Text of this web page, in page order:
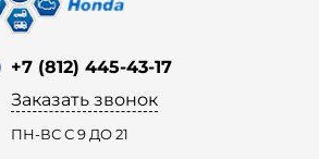
+7 (812) 445-43-17
Заказать звонок
ПН-ВС С 9 ДО 21